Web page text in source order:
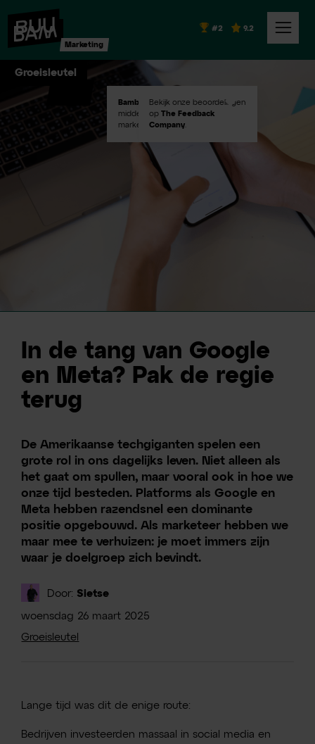
Marketing
#2
Bambuu #2in Emerce100
middelgroot digital
marketingbureaus!
9.2
Bekijk onze beoordelingen
opThe Feedback
Company.
Groeisleutel
In de tang van Google
en Meta? Pak de regie
terug
De Amerikaanse techgiganten spelen een
grote rol in ons dagelijks leven. Niet alleen als
het gaat om spullen, maar vooral ook in hoe we
onze tijd besteden. Platforms als Google en
Meta hebben razendsnel een dominante
positie opgebouwd. Als marketeer hebben we
maar mee te verhuizen: je moet immers zijn
waar je doelgroep zich bevindt.
Door: Sietse
woensdag 26 maart 2025
Groeisleutel
Lange tijd was dit de enige route:
Bedrijven investeerden massaal in social media en